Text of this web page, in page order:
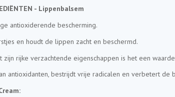
- Lippenbalsem
antioxiderende bescherming.
en houdt de lippen zacht en beschermd.
zijn rijke verzachtende eigenschappen is het een
antioxidanten, bestrijdt vrije radicalen en verbetert de
: